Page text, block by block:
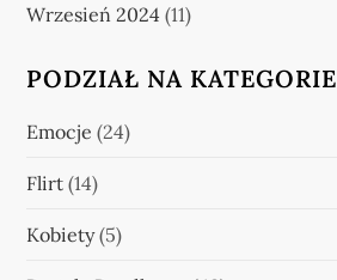
Wrzesień 2024 (11)
PODZIAŁ NA KATEGORIE
Emocje (24)
Flirt (14)
Kobiety(5)